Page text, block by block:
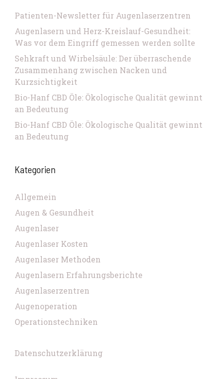
Patienten-Newsletter für Augenlaserzentren
Augenlasern und Herz-Kreislauf-Gesundheit:
Was vor dem Eingriff gemessen werden sollte
Sehkraft und Wirbelsäule: Der überraschende
Zusammenhang zwischen Nacken und
Kurzsichtigkeit
Bio-Hanf CBD Öle: Ökologische Qualität gewinnt
an Bedeutung
Bio-Hanf CBD Öle: Ökologische Qualität gewinnt
an Bedeutung
Kategorien
Allgemein
Augen & Gesundheit
Augenlaser
Augenlaser Kosten
Augenlaser Methoden
Augenlasern Erfahrungsberichte
Augenlaserzentren
Augenoperation
Operationstechniken
Datenschutzerklärung